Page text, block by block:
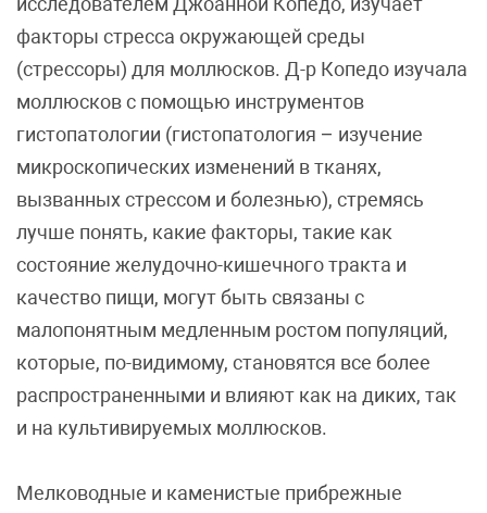
факторы стресса окружающей среды
(стрессоры) для моллюсков. Д-р Копедо изучала
моллюсков с помощью инструментов
гистопатологии (гистопатология – изучение
микроскопических изменений в тканях,
вызванных стрессом и болезнью), стремясь
лучше понять, какие факторы, такие как
состояние желудочно-кишечного тракта и
качество пищи, могут быть связаны с
малопонятным медленным ростом популяций,
которые, по-видимому, становятся все более
распространенными и влияют как на диких, так
и на культивируемых моллюсков.
Мелководные и каменистые прибрежные